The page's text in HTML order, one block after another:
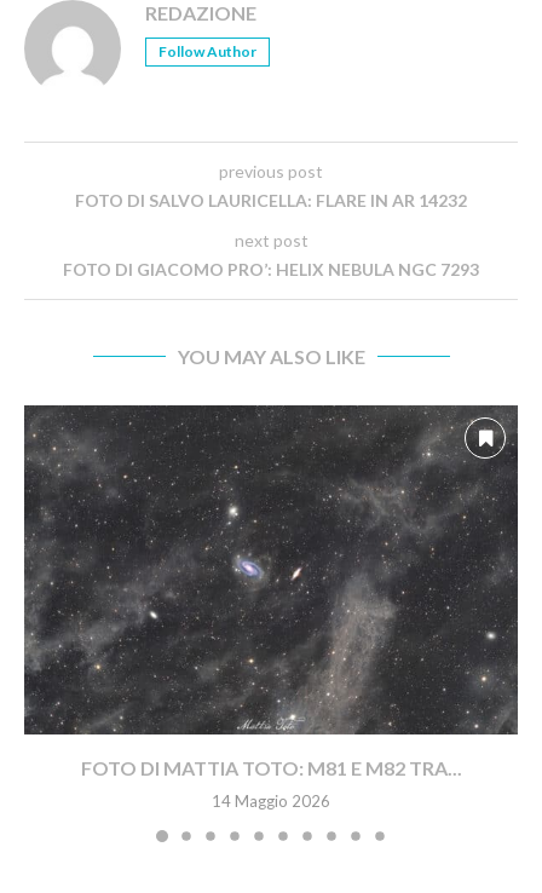
REDAZIONE
Follow Author
previous post
FOTO DI SALVO LAURICELLA: FLARE IN AR 14232
next post
FOTO DI GIACOMO PRO’: HELIX NEBULA NGC 7293
YOU MAY ALSO LIKE
FOTO DI MATTIA TOTO: M81 E M82 TRA...
14 Maggio 2026